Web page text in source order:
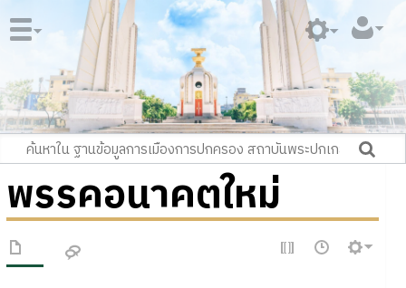
พรรคอนาคตใหม่